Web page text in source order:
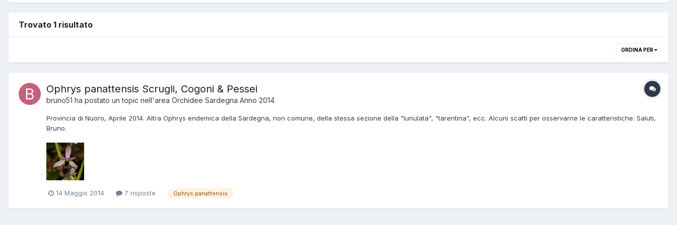
Trovato 1 risultato
ORDINA PER
Ophrys panattensis Scrugli, Cogoni & Pessei
bruno51 ha postato un topic nell'area Orchidee Sardegna Anno 2014
Provincia di Nuoro, Aprile 2014. Altra Ophrys endemica della Sardegna, non comune, della stessa sezione della "lunulata", "tarentina", ecc. Alcuni scatti per osservarne le caratteristiche. Saluti,
Bruno.
14 Maggio 2014 7 risposte Ophrys panattensis